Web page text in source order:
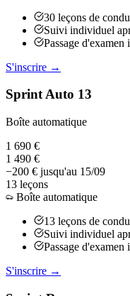
30 leçons de
Suivi individuel
Passage d'examen
S'inscrire →
Sprint Auto 13
Boîte automatique
1 690 €
1 490 €
−200 € jusqu'au 15/09
13 leçons
Boîte automatique
13 leçons de
Suivi individuel
Passage d'examen
S'inscrire →